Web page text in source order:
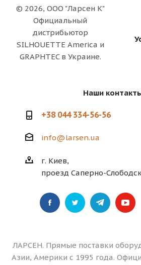
© 2026, ООО "Ларсен К"
Официальный
дистрибьютор
SILHOUETTE America и
GRAPHTEC в Украине.
Наши
+38 044 334-56-56
info@larsen.ua
г. Киев,
проезд Саперно-
ЛАРСЕН. Прямые поставки
Азии, Америки с 1995 года.